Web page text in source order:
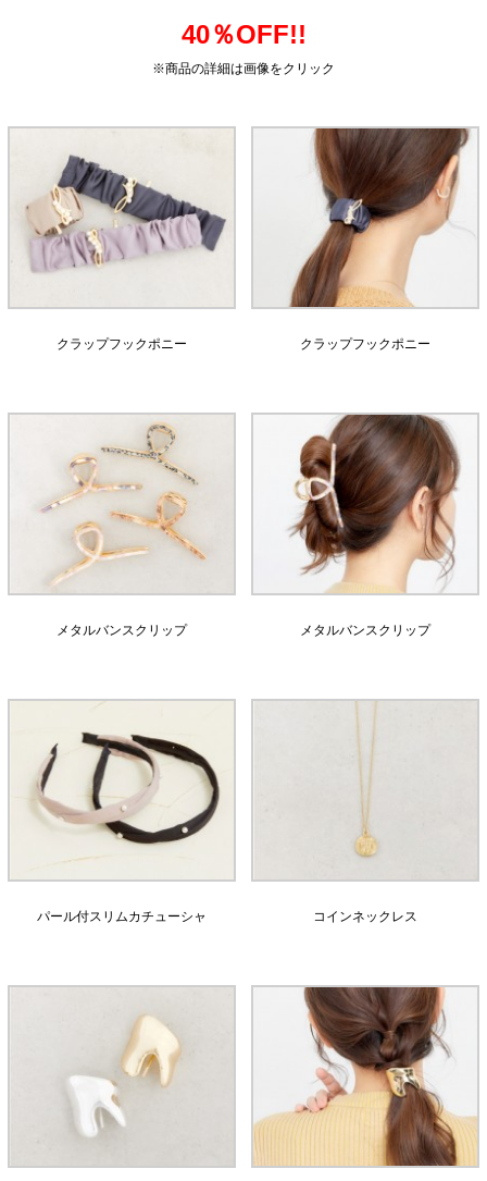
40％OFF!!
※商品の詳細は画像をクリック
クラップフックポニー クラップフックポニー
メタルバンスクリップ メタルバンスクリップ
パール付スリムカチューシャ コインネックレス